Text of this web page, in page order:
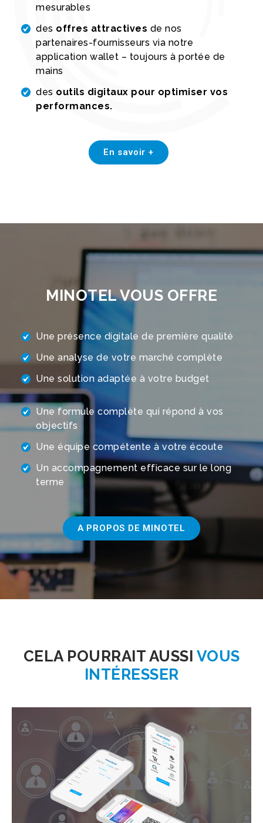
mesurables
des offres attractives de nos
partenaires-fournisseurs via notre
application wallet – toujours à portée de
mains
des outils digitaux pour optimiser vos
performances.
En savoir +
MINOTEL VOUS OFFRE
Une présence digitale de première qualité
Une analyse de votre marché complète
Une solution adaptée à votre budget
Une formule complète qui répond à vos
objectifs
Une équipe compétente à votre écoute
Un accompagnement efficace sur le long
terme
A PROPOS DE MINOTEL
CELA POURRAIT AUSSI VOUS
INTÉRESSER